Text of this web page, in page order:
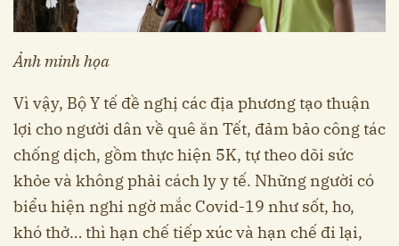
Ảnh minh họa
Vì vậy, Bộ Y tế đề nghị các địa phương tạo thuận
lợi cho người dân về quê ăn Tết, đảm bảo công tác
chống dịch, gồm thực hiện 5K, tự theo dõi sức
khỏe và không phải cách ly y tế. Những người có
biểu hiện nghi ngờ mắc Covid-19 như sốt, ho,
khó thở… thì hạn chế tiếp xúc và hạn chế đi lại,